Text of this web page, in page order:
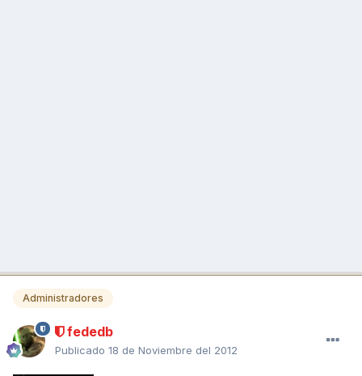
Administradores
fededb
Publicado 18 de Noviembre del 2012